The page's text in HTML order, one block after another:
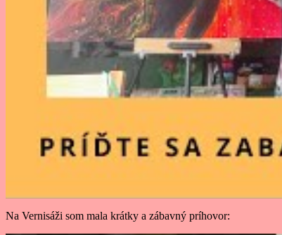
Na Vernisáži som mala krátky a zábavný príhovor: